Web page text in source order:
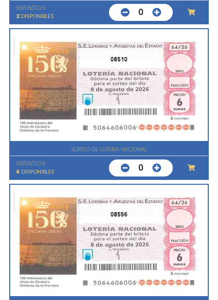
08/08/2026
2 DISPONIBLES 0
08510
SORTEO DE LOTERIA NACIONAL
08/08/2026
6 DISPONIBLES 0
08556